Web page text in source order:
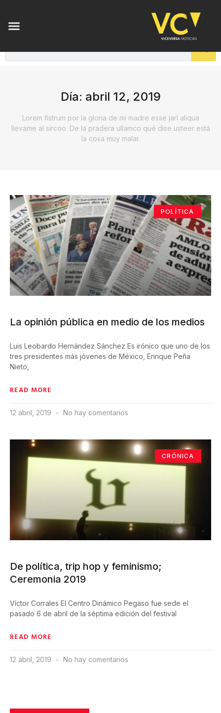
Día: abril 12, 2019
Lorem fistrum por la gloria de mi madre esse jarl aliqua
llevame al sircoo. De la pradera ullamco qué dise usteer está
la cosa muy malar.
POLÍTICA
La opinión pública en medio de los medios
Luis Leobardo Hernández Sánchez Es irónico que uno de los
tres presidentes más jóvenes de México, Enrique Peña
Nieto,
READ MORE
12 abril, 2019 No hay comentarios
CRÓNICA
De política, trip hop y feminismo;
Ceremonia 2019
Víctor Corrales El Centro Dinámico Pegaso fue sede el
pasado 6 de abril de la séptima edición del festival
READ MORE
12 abril, 2019 No hay comentarios